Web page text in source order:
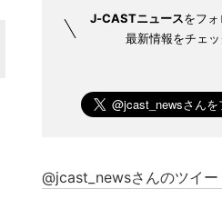
J-CASTニュースをフ
最新情報をチェッ
@jcast_newsさんのツイー